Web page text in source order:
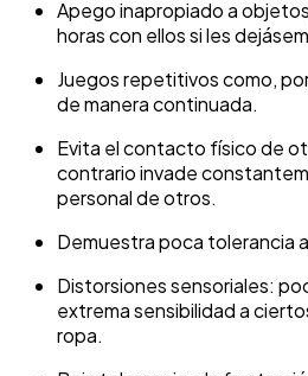
Apego inapropiado a
horas con ellos si les
Juegos repetitivos como,
de manera continuada.
Evita el contacto físico de
contrario invade
personal de otros.
Demuestra poca tolerancia
Distorsiones sensoriales:
extrema sensibilidad a
ropa.